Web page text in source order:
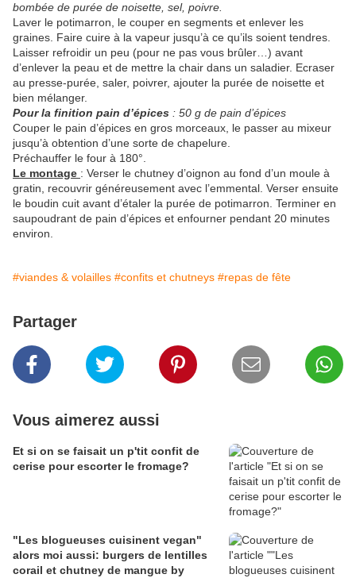
bombée de purée de noisette, sel, poivre.
Laver le potimarron, le couper en segments et enlever les
graines. Faire cuire à la vapeur jusqu’à ce qu’ils soient tendres.
Laisser refroidir un peu (pour ne pas vous brûler…) avant
d’enlever la peau et de mettre la chair dans un saladier. Ecraser
au presse-purée, saler, poivrer, ajouter la purée de noisette et
bien mélanger.
Pour la finition pain d’épices : 50 g de pain d’épices
Couper le pain d’épices en gros morceaux, le passer au mixeur
jusqu’à obtention d’une sorte de chapelure.
Préchauffer le four à 180°.
Le montage : Verser le chutney d’oignon au fond d’un moule à
gratin, recouvrir généreusement avec l’emmental. Verser ensuite
le boudin cuit avant d’étaler la purée de potimarron. Terminer en
saupoudrant de pain d’épices et enfourner pendant 20 minutes
environ.
#viandes & volailles #confits et chutneys #repas de fête
Partager
Vous aimerez aussi
Et si on se faisait un p'tit confit de
cerise pour escorter le fromage?
"Les blogueuses cuisinent vegan"
alors moi aussi: burgers de lentilles
corail et chutney de mangue by